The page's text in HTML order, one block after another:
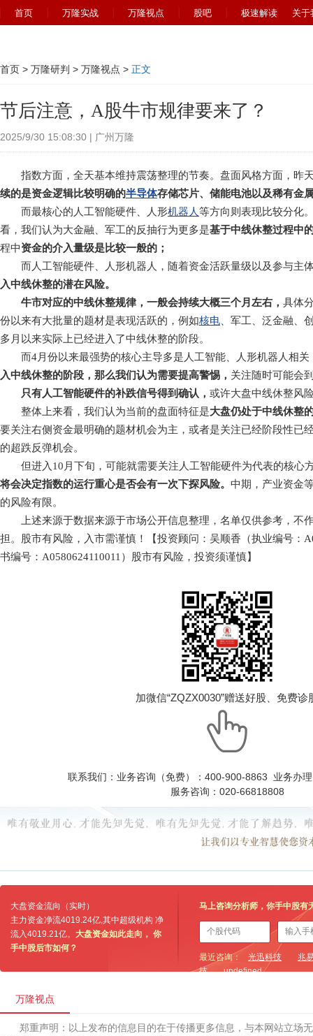
首页 万隆实战 万隆视点 股吧 极速解读 关于
首页 > 万隆研判 > 万隆视点 > 正文
节后注意，A股牛市规律要来了？
2025/9/30 15:08:30 | 广州万隆
指数方面，全天基本维持震荡整理的节奏。盘面风格方面，昨
续的是资金逻辑比较明确的半导体存储芯片、储能电池以及稀有金
而最核心的人工智能硬件、人形机器人等方向则表现比较分化
看，我们认为大金融、军工的反抽行为更多是基于中线休整过程中
程中资金的介入量级是比较一般的；
而人工智能硬件、人形机器人，随着资金活跃量级以及参与主
入中线休整的潜在风险。
牛市对应的中线休整规律，一般会持续大概三个月左右， 具体
份以来有大批量的题材是表现活跃的，例如核电 、军工、泛金融、
多月以来实际上已经进入了中线休整的阶段。
而4月份以来最强势的核心主导多是人工智能、人形机器人相关
入中线休整的阶段，那么我们认为需要提高警惕， 关注随时可能会
只有人工智能硬件的补跌信号得到确认， 或许大盘中线休整风
整体上来看，我们认为当前的盘面特征是大盘仍处于中线休整
要关注右侧资金最明确的题材机会为主，或者是关注已经阶段性已
的超跌反弹机会。
但进入10月下旬，可能就需要关注人工智能硬件为代表的核心
将会决定指数的运行重心是否会有一次下探风险。 中期，产业资金
的风险有限。
上述来源于数据来源于市场公开信息整理，名单仅供参考，不
担。股市有风险，入市需谨慎！【投资顾问：吴顺香（执业编号：
书编号：A0580624110011）股市有风险，投资须谨慎】
加微信“ZQZX0030”赠送好股、免费诊
联系我们：业务咨询（免费）：400-900-8863 业务办
服务咨询：020-66818808
大盘资金流向（实时）
主力资金净流4019.24亿,其中超级机构 净
流入4019.21亿。 大盘资金如此走向， 你
手中股后市如何？
马上咨询分析师，你手中股有
最近咨询： 光迅科技
兆
技
undefined
万隆视点
郑重声明：以上发布的信息目的在于传播更多信息，与本网站立场